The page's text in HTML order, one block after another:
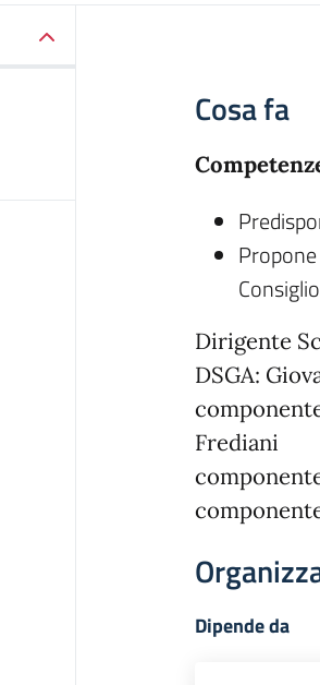
Cosa fa
Dirigente
DSGA:
Frediani
Dipende da